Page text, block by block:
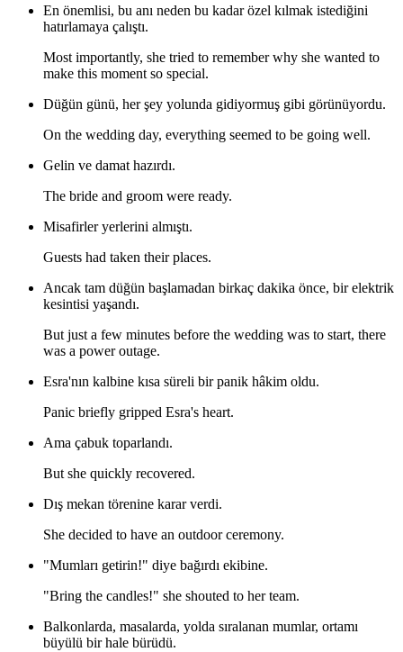
En önemlisi, bu anı neden bu kadar özel kılmak istediğini
hatırlamaya çalıştı.
Most importantly, she tried to remember why she wanted to
make this moment so special.
Düğün günü, her şey yolunda gidiyormuş gibi görünüyordu.
On the wedding day, everything seemed to be going well.
Gelin ve damat hazırdı.
The bride and groom were ready.
Misafirler yerlerini almıştı.
Guests had taken their places.
Ancak tam düğün başlamadan birkaç dakika önce, bir elektrik
kesintisi yaşandı.
But just a few minutes before the wedding was to start, there
was a power outage.
Esra'nın kalbine kısa süreli bir panik hâkim oldu.
Panic briefly gripped Esra's heart.
Ama çabuk toparlandı.
But she quickly recovered.
Dış mekan törenine karar verdi.
She decided to have an outdoor ceremony.
"Mumları getirin!" diye bağırdı ekibine.
"Bring the candles!" she shouted to her team.
Balkonlarda, masalarda, yolda sıralanan mumlar, ortamı
büyülü bir hale bürüdü.